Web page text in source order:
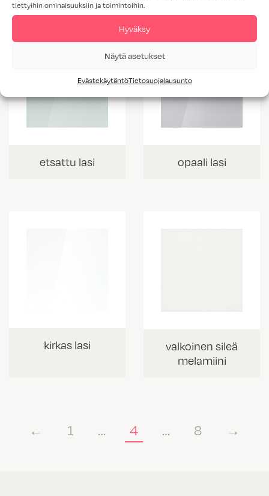
tiettyihin ominaisuuksiin ja toimintoihin.
Hyväksy
Näytä asetukset
EvästekäytäntöTietosuojalausunto
etsattu lasi opaali lasi
kirkas lasi
valkoinen sileä
melamiini
← 1 … 4 … 8 →